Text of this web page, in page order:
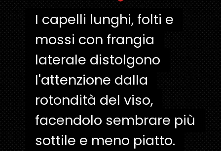
I capelli lunghi, folti e
mossi con frangia
laterale distolgono
l'attenzione dalla
rotondità del viso,
facendolo sembrare più
sottile e meno piatto.
I capelli lunghi, folti e
mossi con frangia
laterale distolgono
l'attenzione dalla
rotondità del viso,
facendolo sembrare più